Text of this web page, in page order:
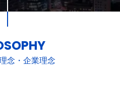
念・企業理念